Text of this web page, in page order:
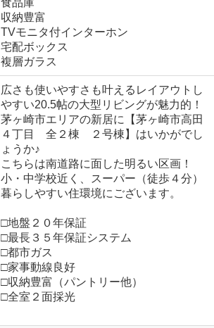
食品庫
収納豊富
TVモニタ付インターホン
宅配ボックス
複層ガラス
広さも使いやすさも叶えるレイアウトし
やすい20.5帖の大型リビングが魅力的！
茅ヶ崎市エリアの新居に【茅ヶ崎市高田
４丁目 全２棟 ２号棟】はいかがでし
ょうか♪
こちらは南道路に面した明るい区画！
小・中学校近く、スーパー（徒歩４分）
暮らしやすい住環境にございます。
□地盤２０年保証
□最長３５年保証システム
□都市ガス
□家事動線良好
□収納豊富（パントリー他）
□全室２面採光